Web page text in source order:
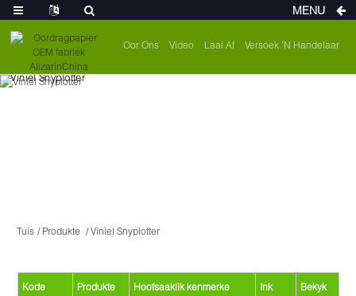
Oor Ons Video Laai Af Versoek 'n Handelaar
Tuis Produkte Viniel Snyplotter
Kode Produkte Hoofsaaklik kenmerke Ink Bekyk
MENU